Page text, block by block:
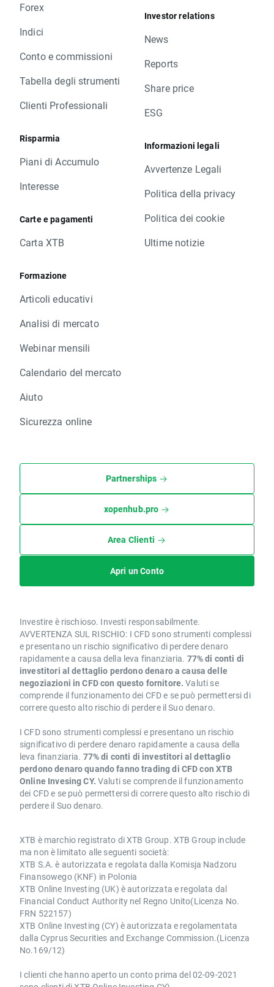
Forex
Indici
Conto e commissioni
Tabella degli strumenti
Clienti Professionali
Risparmia
Piani di Accumulo
Interesse
Carte e pagamenti
Carta XTB
Formazione
Articoli educativi
Analisi di mercato
Webinar mensili
Calendario del mercato
Aiuto
Sicurezza online
Investor relations
News
Reports
Share price
ESG
Informazioni legali
Avvertenze Legali
Politica della privacy
Politica dei cookie
Ultime notizie
Partnerships
xopenhub.pro
Area Clienti
Apri un Conto
Investire è rischioso. Investi responsabilmente.
AVVERTENZA SUL RISCHIO: I CFD sono strumenti complessi
e presentano un rischio significativo di perdere denaro
rapidamente a causa della leva finanziaria. 77% di conti di
investitori al dettaglio perdono denaro a causa delle
negoziazioni in CFD con questo fornitore. Valuti se
comprende il funzionamento dei CFD e se può permettersi di
correre questo alto rischio di perdere il Suo denaro.
I CFD sono strumenti complessi e presentano un rischio
significativo di perdere denaro rapidamente a causa della
leva finanziaria. 77% di conti di investitori al dettaglio
perdono denaro quando fanno trading di CFD con XTB
Online Invesing CY. Valuti se comprende il funzionamento
dei CFD e se può permettersi di correre questo alto rischio di
perdere il Suo denaro.
XTB è marchio registrato di XTB Group. XTB Group include
ma non è limitato alle seguenti società:
XTB S.A. è autorizzata e regolata dalla Komisja Nadzoru
Finansowego (KNF) in Polonia
XTB Online Investing (UK) è autorizzata e regolata dal
Financial Conduct Authority nel Regno Unito(Licenza No.
FRN 522157)
XTB Online Investing (CY) è autorizzata e regolamentata
dalla Cyprus Securities and Exchange Commission.(Licenza
No.169/12)
I clienti che hanno aperto un conto prima del 02-09-2021